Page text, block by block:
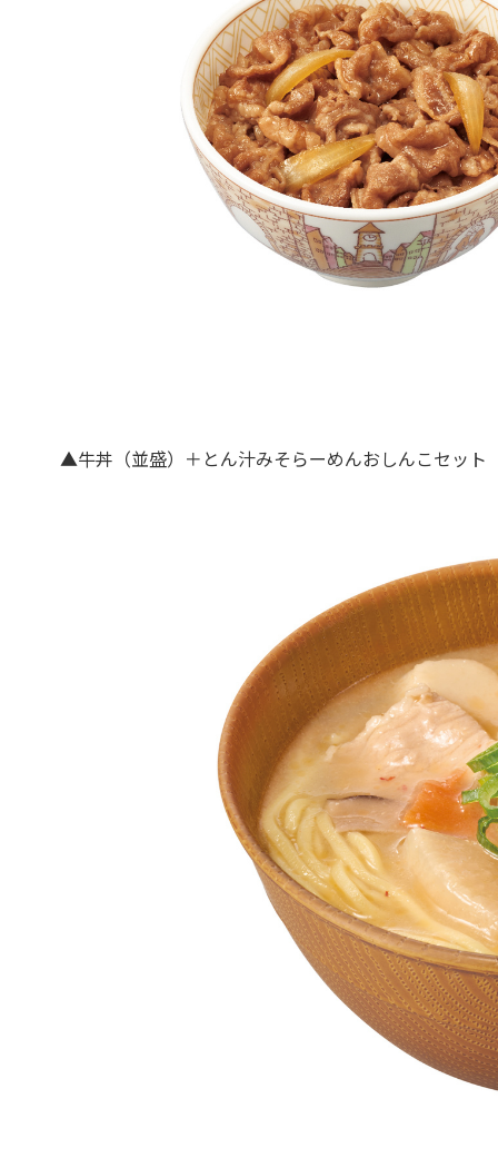
▲牛丼（並盛）＋とん汁みそらーめんおしんこセッ